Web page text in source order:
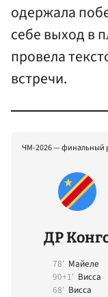
одержала
себе выход в
провела
встречи.
ЧМ-2026 — финальный
ДР
78' Майеле
90+1' Висса
68' Висса